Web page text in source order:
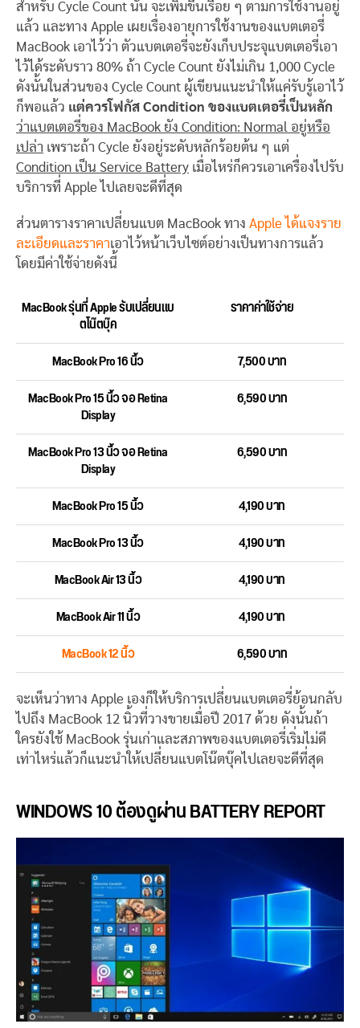
สำหรับ Cycle Count นั้น จะเพิ่มขึ้นเรื่อย ๆ ตามการใช้งานอยู่
แล้ว และทาง Apple เผยเรื่องอายุการใช้งานของแบตเตอรี่
MacBook เอาไว้ว่า ตัวแบตเตอรี่จะยังเก็บประจุแบตเตอรี่เอา
ไว้ได้ระดับราว 80% ถ้า Cycle Count ยังไม่เกิน 1,000 Cycle
ดังนั้นในส่วนของ Cycle Count ผู้เขียนแนะนำให้แค่รับรู้เอาไว้
ก็พอแล้ว แต่ควรโฟกัส Condition ของแบตเตอรี่เป็นหลัก
ว่าแบตเตอรี่ของ MacBook ยัง Condition: Normal อยู่หรือ
เปล่า เพราะถ้า Cycle ยังอยู่ระดับหลักร้อยต้น ๆ แต่
Condition เป็น Service Battery เมื่อไหร่ก็ควรเอาเครื่องไปรับ
บริการที่ Apple ไปเลยจะดีที่สุด
ส่วนตารางราคาเปลี่ยนแบต MacBook ทาง Apple ได้แจงราย
ละเอียดและราคาเอาไว้หน้าเว็บไซต์อย่างเป็นทางการแล้ว
โดยมีค่าใช้จ่ายดังนี้
MacBook รุ่นที่ Apple รับเปลี่ยนแบ
ตโน๊ตบุ๊ค
ราคาค่าใช้จ่าย
MacBook Pro 16 นิ้ว
7,500 บาท
MacBook Pro 15 นิ้ว จอ Retina
Display
6,590 บาท
MacBook Pro 13 นิ้ว จอ Retina
Display
6,590 บาท
MacBook Pro 15 นิ้ว
4,190 บาท
MacBook Pro 13 นิ้ว
4,190 บาท
MacBook Air 13 นิ้ว
4,190 บาท
MacBook Air 11 นิ้ว
4,190 บาท
MacBook 12 นิ้ว
6,590 บาท
จะเห็นว่าทาง Apple เองก็ให้บริการเปลี่ยนแบตเตอรี่ย้อนกลับ
ไปถึง MacBook 12 นิ้วที่วางขายเมื่อปี 2017 ด้วย ดังนั้นถ้า
ใครยังใช้ MacBook รุ่นเก่าและสภาพของแบตเตอรี่เริ่มไม่ดี
เท่าไหร่แล้วก็แนะนำให้เปลี่ยนแบตโน๊ตบุ๊คไปเลยจะดีที่สุด
WINDOWS 10 ต้องดูผ่าน BATTERY REPORT